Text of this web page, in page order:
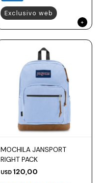
Exclusivo web
MOCHILA JANSPORT
RIGHT PACK
USD 120,00